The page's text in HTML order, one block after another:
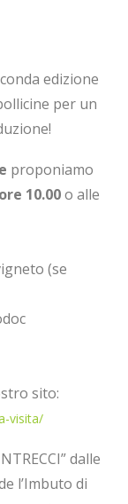
edizione
per un
proponiamo
ore 10.00o alle
(se
sito:
visita/
dalle
l’Imbuto di